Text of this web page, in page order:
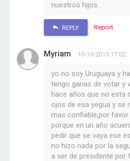
nuestros hijos.
REPLY Report
Myriam 10-10-2015 17:02
yo no soy Uruguaya y
tengo ganas de votar y
hace años que no esta
ojos de esa yegua y se
mas confiable,por
porque en un año
pedir que se vaya ese
no hizo nada por la
a ser de presidente por